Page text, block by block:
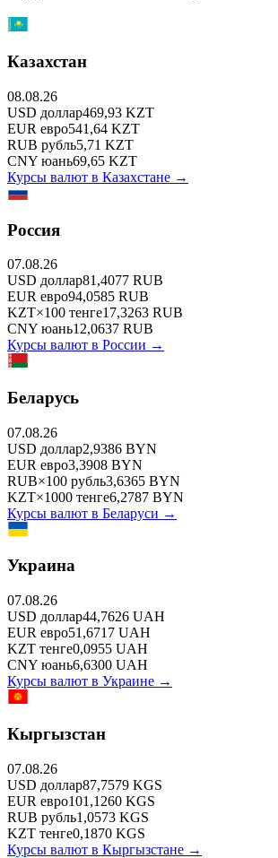
Казахстан
08.08.26
USD доллар469,93 KZT
EUR евро541,64 KZT
RUB рубль5,71 KZT
CNY юань69,65 KZT
Курсы валют в Казахстане →
Россия
07.08.26
USD доллар81,4077 RUB
EUR евро94,0585 RUB
KZT×100 тенге17,3263 RUB
CNY юань12,0637 RUB
Курсы валют в России →
Беларусь
07.08.26
USD доллар2,9386 BYN
EUR евро3,3908 BYN
RUB×100 рубль3,6365 BYN
KZT×1000 тенге6,2787 BYN
Курсы валют в Беларуси →
Украина
07.08.26
USD доллар44,7626 UAH
EUR евро51,6717 UAH
KZT тенге0,0955 UAH
CNY юань6,6300 UAH
Курсы валют в Украине →
Кыргызстан
07.08.26
USD доллар87,7579 KGS
EUR евро101,1260 KGS
RUB рубль1,0573 KGS
KZT тенге0,1870 KGS
Курсы валют в Кыргызстане →